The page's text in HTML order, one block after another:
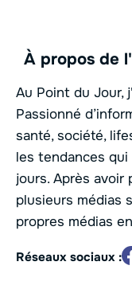
À propos de
Au Point du Jour,
Passionné
santé, société,
les tendances
jours. Après avoir
plusieurs médias
propres médias
Réseaux sociaux :